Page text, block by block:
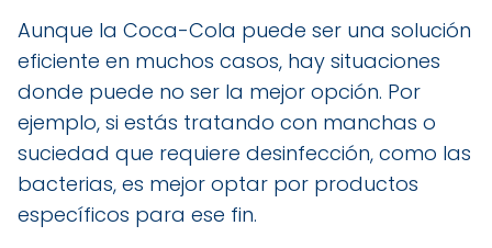
Aunque la Coca-Cola puede ser una solución
eficiente en muchos casos, hay situaciones
donde puede no ser la mejor opción. Por
ejemplo, si estás tratando con manchas o
suciedad que requiere desinfección, como las
bacterias, es mejor optar por productos
específicos para ese fin.